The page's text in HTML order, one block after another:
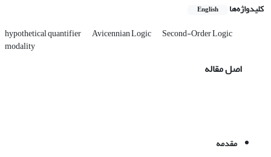
کلیدواژه‌ها English
hypothetical quantifier Avicennian Logic Second-Order Logic
modality
اصل مقاله
مقدمه